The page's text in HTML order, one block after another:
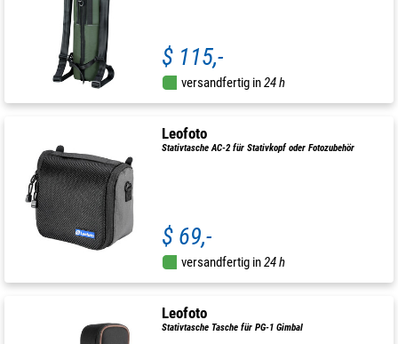
$ 115,-
versandfertig in24 h
Leofoto
Stativtasche AC-2 für Stativkopf oder Fotozubehör
$ 69,-
versandfertig in24 h
Leofoto
Stativtasche Tasche für PG-1 Gimbal